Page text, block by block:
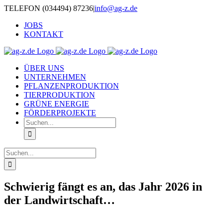
Zum
springen
TELEFON (034494) 87236|info@ag-z.de
JOBS
KONTAKT
ÜBER UNS
UNTERNEHMEN
PFLANZENPRODUKTION
TIERPRODUKTION
GRÜNE ENERGIE
FÖRDERPROJEKTE
Suche
nach:
Suche
nach:
Schwierig fängt es an, das Jahr 2026 in
der Landwirtschaft…